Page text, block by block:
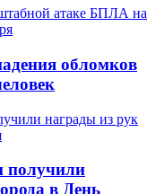
обломков
получили
в День